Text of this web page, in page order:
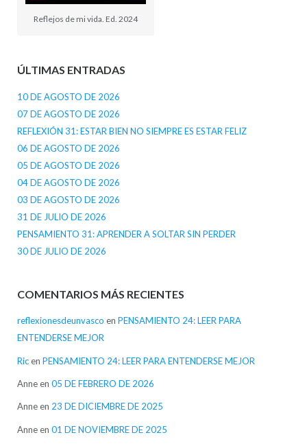
Reflejos de mi vida. Ed. 2024
ÚLTIMAS ENTRADAS
10 DE AGOSTO DE 2026
07 DE AGOSTO DE 2026
REFLEXIÓN 31: ESTAR BIEN NO SIEMPRE ES ESTAR FELIZ
06 DE AGOSTO DE 2026
05 DE AGOSTO DE 2026
04 DE AGOSTO DE 2026
03 DE AGOSTO DE 2026
31 DE JULIO DE 2026
PENSAMIENTO 31: APRENDER A SOLTAR SIN PERDER
30 DE JULIO DE 2026
COMENTARIOS MÁS RECIENTES
reflexionesdeunvasco en PENSAMIENTO 24: LEER PARA
ENTENDERSE MEJOR
Ricen PENSAMIENTO 24: LEER PARA ENTENDERSE MEJOR
Anneen 05 DE FEBRERO DE 2026
Anneen 23 DE DICIEMBRE DE 2025
Anneen 01 DE NOVIEMBRE DE 2025